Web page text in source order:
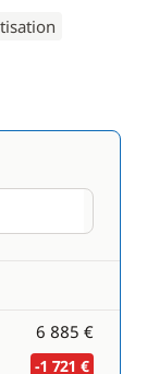
6 885 €
-1 721 €